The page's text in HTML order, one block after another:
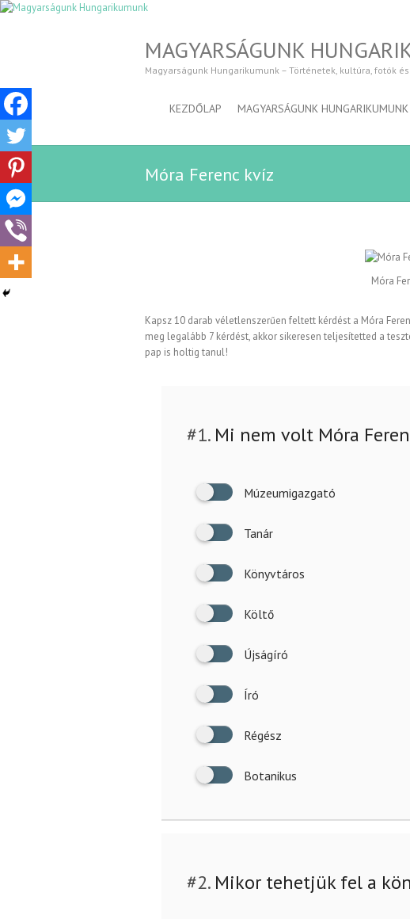
MAGYARSÁGUNK
Magyarságunk Hungarikumunk – Történetek, kultúra, fotók
KEZDŐLAP MAGYARSÁGUNK HUNGARIKUMUNK
Móra Ferenc kvíz
Móra
Kapsz 10 darab véletlenszerűen feltett kérdést a Móra
meg legalább 7 kérdést, akkor sikeresen teljesítetted a
pap is holtig tanul!
#1.Mi nem volt Móra
Múzeumigazgató
Tanár
Könyvtáros
Költő
Újságíró
Író
Régész
Botanikus
#2.Mikor tehetjük fel a